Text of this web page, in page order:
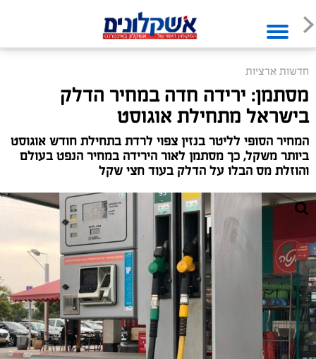
חדשות ארציות
מסתמן: ירידה חדה במחיר הדלק
בישראל מתחילת אוגוסט
המחיר הסופי לליטר בנזין צפוי לרדת בתחילת חודש אוגוסט
ביותר משקל, כך מסתמן לאור הירידה במחיר הנפט בעולם
והוזלת מס הבלו על הדלק בעוד חצי שקל